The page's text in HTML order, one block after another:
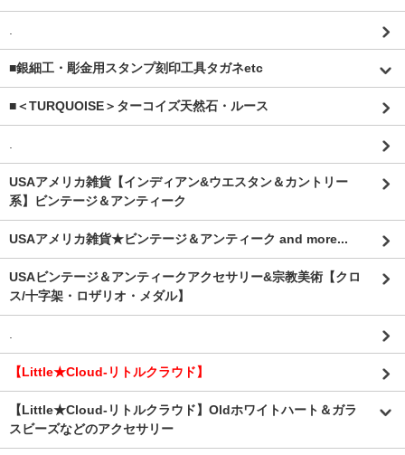
■銀細工・彫金用スタンプ刻印工具タガネetc
■＜TURQUOISE＞ターコイズ天然石・ルース
USAアメリカ雑貨【インディアン&ウエスタン＆カントリー
系】ビンテージ＆アンティーク
USAアメリカ雑貨★ビンテージ＆アンティーク and more...
USAビンテージ＆アンティークアクセサリー&宗教美術【クロ
ス/十字架・ロザリオ・メダル】
【Little★Cloud-リトルクラウド】
【Little★Cloud-リトルクラウド】Oldホワイトハート＆ガラ
スビーズなどのアクセサリー